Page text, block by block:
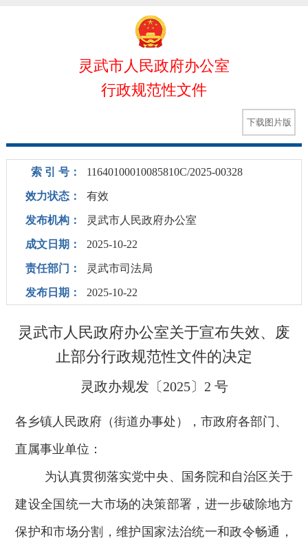
灵武市人民政府办公室
行政规范性文件
下载图片版
索 引 号： 11640100010085810C/2025-00328
效力状态： 有效
发布机构： 灵武市人民政府办公室
成文日期： 2025-10-22
责任部门： 灵武市司法局
发布日期： 2025-10-22
灵武市人民政府办公室关于宣布失效、废
止部分行政规范性文件的决定
灵政办规发〔2025〕2 号
各乡镇人民政府（街道办事处），市政府各部门、
直属事业单位：
为认真贯彻落实党中央、国务院和自治区关于
建设全国统一大市场的决策部署，进一步破除地方
保护和市场分割，维护国家法治统一和政令畅通，